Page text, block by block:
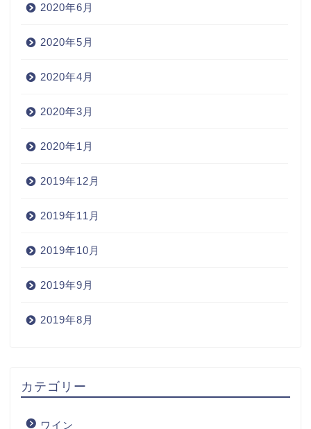
2020年6月
2020年5月
2020年4月
2020年3月
2020年1月
2019年12月
2019年11月
2019年10月
2019年9月
2019年8月
カテゴリー
ワイン
Wine